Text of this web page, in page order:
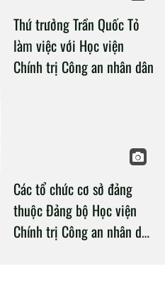
Thứ trưởng Trần Quốc Tỏ
làm việc với Học viện
Chính trị Công an nhân dân
Các tổ chức cơ sở đảng
thuộc Đảng bộ Học viện
Chính trị Công an nhân dân